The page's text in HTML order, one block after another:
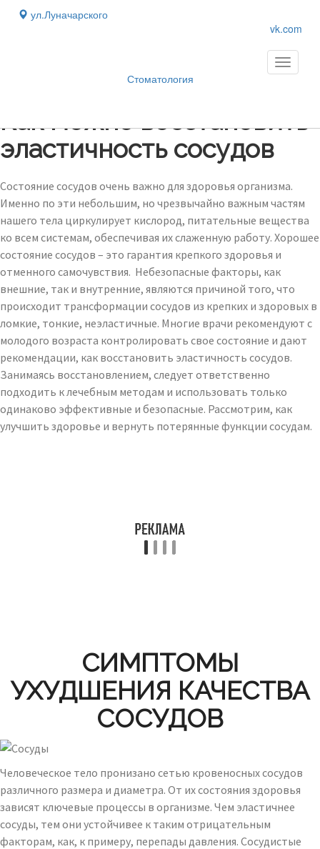
ул.Луначарского
vk.com
Стоматология
Toggle
Как можно восстановить
эластичность сосудов
Состояние сосудов очень важно для здоровья организма.
Именно по эти небольшим, но чрезвычайно важным частям
нашего тела циркулирует кислород, питательные вещества
ко всем системам, обеспечивая их слаженную работу. Хорошее
состояние сосудов – это гарантия крепкого здоровья и
отменного самочувствия. Небезопасные факторы, как
внешние, так и внутренние, являются причиной того, что
происходит трансформации сосудов из крепких и здоровых в
ломкие, тонкие, неэластичные. Многие врачи рекомендуют с
молодого возраста контролировать свое состояние и дают
рекомендации, как восстановить эластичность сосудов.
Занимаясь восстановлением, следует ответственно
подходить к лечебным методам и использовать только
одинаково эффективные и безопасные. Рассмотрим, как
улучшить здоровье и вернуть потерянные функции сосудам.
СИМПТОМЫ
УХУДШЕНИЯ КАЧЕСТВА
СОСУДОВ
Человеческое тело пронизано сетью кровеносных сосудов
различного размера и диаметра. От их состояния здоровья
зависят ключевые процессы в организме. Чем эластичнее
сосуды, тем они устойчивее к таким отрицательным
факторам, как, к примеру, перепады давления. Сосудистые